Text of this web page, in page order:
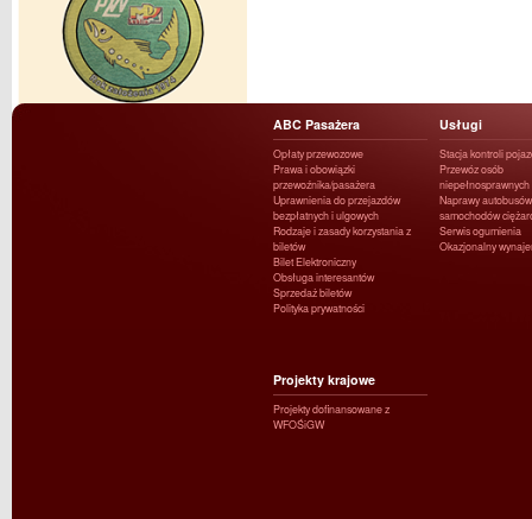
ABC Pasażera
Opłaty przewozowe
Prawa i obowiązki
przewoźnika/pasażera
Uprawnienia do przejazdów
bezpłatnych i ulgowych
Rodzaje i zasady korzystania z
biletów
Bilet Elektroniczny
Obsługa interesantów
Sprzedaż biletów
Polityka prywatności
Usługi
Stacja kontroli
Przewóz osób
niepełnosprawnych
Naprawy
samochodów
Serwis ogumienia
Okazjonalny
Projekty krajowe
Projekty dofinansowane z
WFOŚiGW